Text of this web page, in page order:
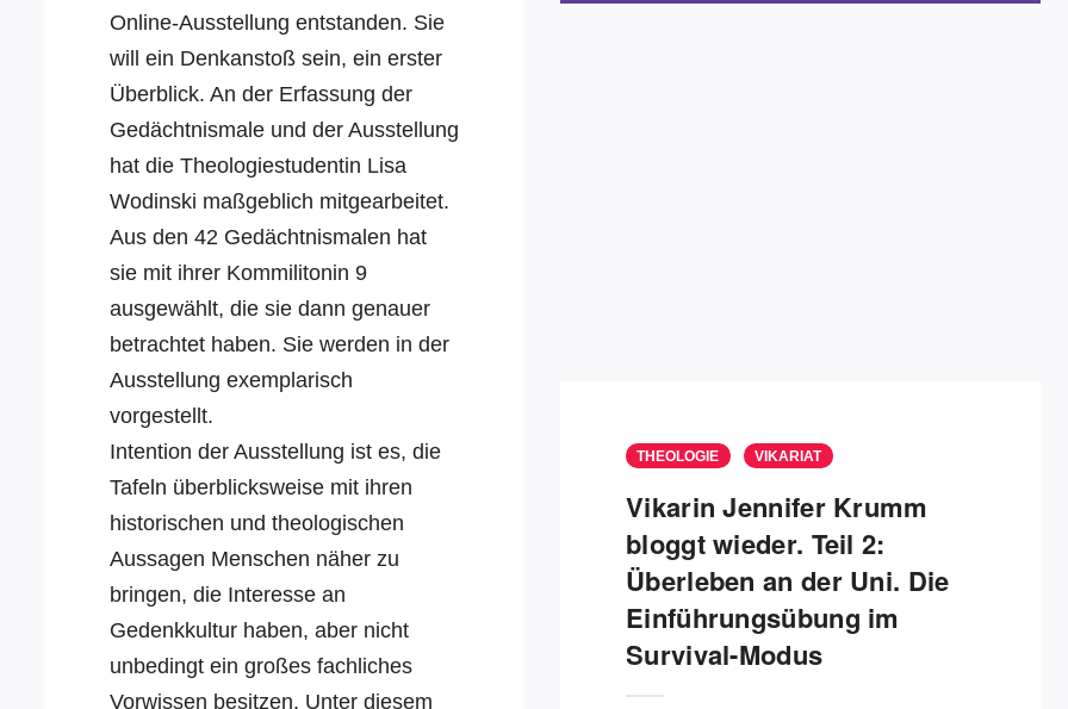
Online-Ausstellung entstanden. Sie
will ein Denkanstoß sein, ein erster
Überblick. An der Erfassung der
Gedächtnismale und der Ausstellung
hat die Theologiestudentin Lisa
Wodinski maßgeblich mitgearbeitet.
Aus den 42 Gedächtnismalen hat
sie mit ihrer Kommilitonin 9
ausgewählt, die sie dann genauer
betrachtet haben. Sie werden in der
Ausstellung exemplarisch
vorgestellt.
Intention der Ausstellung ist es, die
Tafeln überblicksweise mit ihren
historischen und theologischen
Aussagen Menschen näher zu
bringen, die Interesse an
Gedenkkultur haben, aber nicht
unbedingt ein großes fachliches
Vorwissen besitzen. Unter diesem
THEOLOGIE VIKARIAT
Vikarin Jennifer Krumm
bloggt wieder. Teil 2:
Überleben an der Uni. Die
Einführungsübung im
Survival-Modus